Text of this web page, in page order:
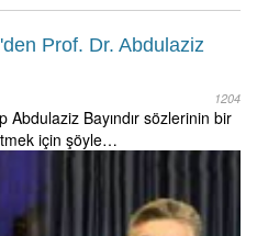
Prof. Dr. Abdulaziz
1204
Abdulaziz Bayındır sözlerinin bir
için şöyle…